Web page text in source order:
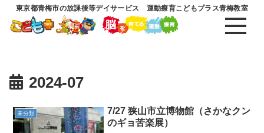
東京都青梅市の放課後等デイサービス 運動療育こどもプラス青梅教室
2024-07
未分類
7/27 狭山市立博物館（さかなクン
のギョ苦楽展）